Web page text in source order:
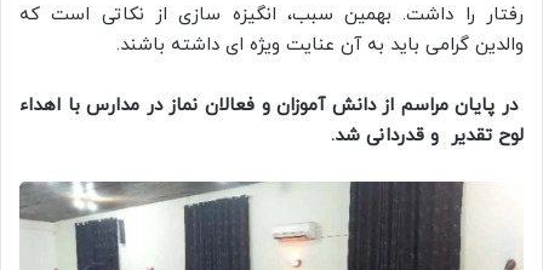
رفتار را داشت. بهمین سبب، انگیزه سازی از نکاتی است که
والدین گرامی باید به آن عنایت ویژه ای داشته باشند.
در پایان مراسم از دانش آموزان و فعالان نماز در مدارس با اهداء
لوح تقدیر و قدردانی شد.